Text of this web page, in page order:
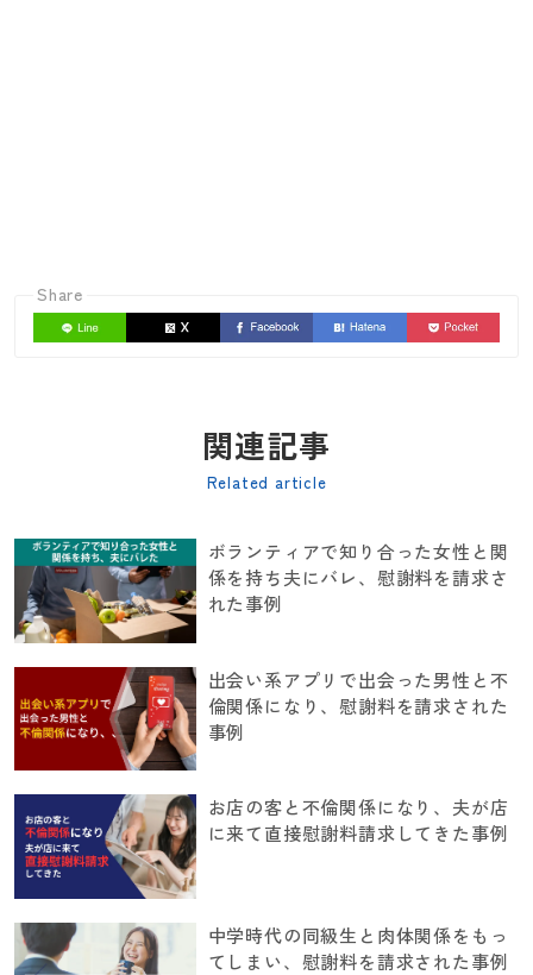
Share
関連記事
Related article
ボランティアで知り合った女性と関
係を持ち夫にバレ、慰謝料を請求さ
れた事例
出会い系アプリで出会った男性と不
倫関係になり、慰謝料を請求された
事例
お店の客と不倫関係になり、夫が店
に来て直接慰謝料請求してきた事例
中学時代の同級生と肉体関係をもっ
てしまい、慰謝料を請求された事例